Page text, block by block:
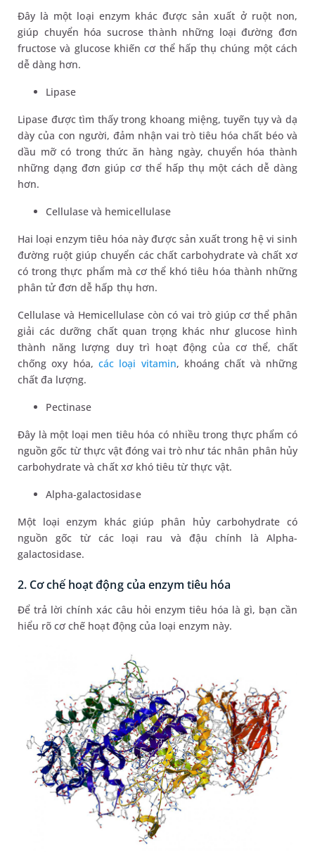
Đây là một loại enzym khác được sản xuất ở ruột non,
giúp chuyển hóa sucrose thành những loại đường đơn
fructose và glucose khiến cơ thể hấp thụ chúng một cách
dễ dàng hơn.
Lipase
Lipase được tìm thấy trong khoang miệng, tuyến tụy và dạ
dày của con người, đảm nhận vai trò tiêu hóa chất béo và
dầu mỡ có trong thức ăn hàng ngày, chuyển hóa thành
những dạng đơn giúp cơ thể hấp thụ một cách dễ dàng
hơn.
Cellulase và hemicellulase
Hai loại enzym tiêu hóa này được sản xuất trong hệ vi sinh
đường ruột giúp chuyển các chất carbohydrate và chất xơ
có trong thực phẩm mà cơ thể khó tiêu hóa thành những
phân tử đơn dễ hấp thụ hơn.
Cellulase và Hemicellulase còn có vai trò giúp cơ thể phân
giải các dưỡng chất quan trọng khác như glucose hình
thành năng lượng duy trì hoạt động của cơ thể, chất
chống oxy hóa, các loại vitamin, khoáng chất và những
chất đa lượng.
Pectinase
Đây là một loại men tiêu hóa có nhiều trong thực phẩm có
nguồn gốc từ thực vật đóng vai trò như tác nhân phân hủy
carbohydrate và chất xơ khó tiêu từ thực vật.
Alpha-galactosidase
Một loại enzym khác giúp phân hủy carbohydrate có
nguồn gốc từ các loại rau và đậu chính là Alpha-
galactosidase.
2. Cơ chế hoạt động của enzym tiêu hóa
Để trả lời chính xác câu hỏi enzym tiêu hóa là gì, bạn cần
hiểu rõ cơ chế hoạt động của loại enzym này.